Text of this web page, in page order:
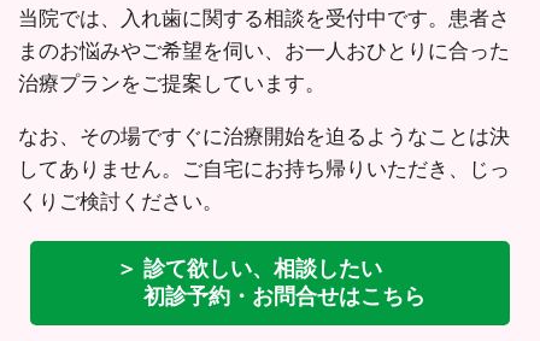
当院では、入れ歯に関する相談を受付中です。患者さ
まのお悩みやご希望を伺い、お一人おひとりに合った
治療プランをご提案しています。
なお、その場ですぐに治療開始を迫るようなことは決
してありません。ご自宅にお持ち帰りいただき、じっ
くりご検討ください。
＞ 診て欲しい、相談したい
初診予約・お問合せはこちら